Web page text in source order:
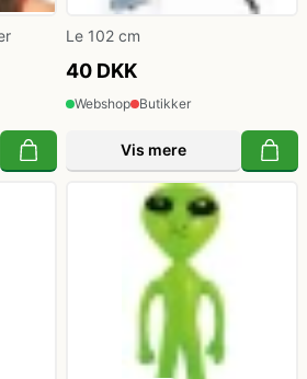
Le 102 cm
40 DKK
Webshop Butikker
Vis mere